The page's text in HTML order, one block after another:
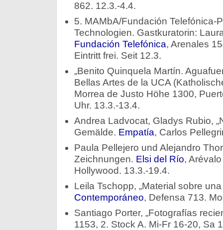
862. 12.3.-4.4.
5. MAMbA/Fundación Telefónica-
Technologien. Gastkuratorin:
Fundación Telefónica, Arenales
Eintritt frei. Seit 12.3.
„Benito Quinquela Martín.
Bellas Artes de la UCA
Morrea de Justo Höhe 1300,
Uhr. 13.3.-13.4.
Andrea Ladvocat, Gladys Rubio,
Gemälde. Empatía, Carlos
Paula Pellejero und Alejandro
Zeichnungen. Elsi del Río,
Hollywood. 13.3.-19.4.
Leila Tschopp, „Material sobre
Contemporáneo, Defensa 713.
Santiago Porter, „Fotografías
1153, 2. Stock A. Mi-Fr 16-20, Sa